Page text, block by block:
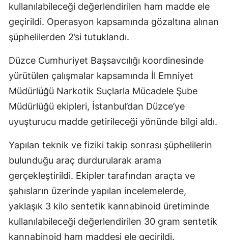
kullanılabileceği değerlendirilen ham madde ele
geçirildi. Operasyon kapsamında gözaltına alınan
şüphelilerden 2’si tutuklandı.
Düzce Cumhuriyet Başsavcılığı koordinesinde
yürütülen çalışmalar kapsamında İl Emniyet
Müdürlüğü Narkotik Suçlarla Mücadele Şube
Müdürlüğü ekipleri, İstanbul’dan Düzce’ye
uyuşturucu madde getirileceği yönünde bilgi aldı.
Yapılan teknik ve fiziki takip sonrası şüphelilerin
bulunduğu araç durdurularak arama
gerçekleştirildi. Ekipler tarafından araçta ve
şahısların üzerinde yapılan incelemelerde,
yaklaşık 3 kilo sentetik kannabinoid üretiminde
kullanılabileceği değerlendirilen 30 gram sentetik
kannabinoid ham maddesi ele geçirildi.